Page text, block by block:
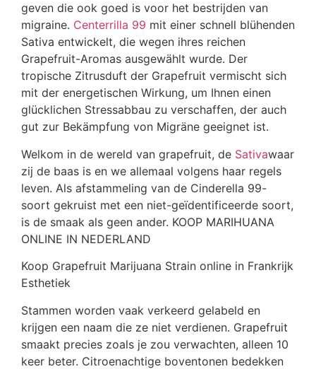
geven die ook goed is voor het bestrijden van
migraine. Centerrilla 99 mit einer schnell blühenden
Sativa entwickelt, die wegen ihres reichen
Grapefruit-Aromas ausgewählt wurde. Der
tropische Zitrusduft der Grapefruit vermischt sich
mit der energetischen Wirkung, um Ihnen einen
glücklichen Stressabbau zu verschaffen, der auch
gut zur Bekämpfung von Migräne geeignet ist.
Welkom in de wereld van grapefruit, de Sativawaar
zij de baas is en we allemaal volgens haar regels
leven. Als afstammeling van de Cinderella 99-
soort gekruist met een niet-geïdentificeerde soort,
is de smaak als geen ander. KOOP MARIHUANA
ONLINE IN NEDERLAND
Koop Grapefruit Marijuana Strain online in Frankrijk
Esthetiek
Stammen worden vaak verkeerd gelabeld en
krijgen een naam die ze niet verdienen. Grapefruit
smaakt precies zoals je zou verwachten, alleen 10
keer beter. Citroenachtige boventonen bedekken